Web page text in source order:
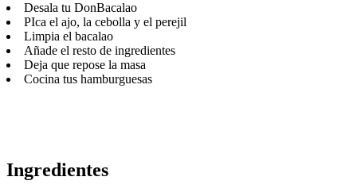
Desala tu DonBacalao
PIca el ajo, la cebolla y el perejil
Limpia el bacalao
Añade el resto de ingredientes
Deja que repose la masa
Cocina tus hamburguesas
Ingredientes